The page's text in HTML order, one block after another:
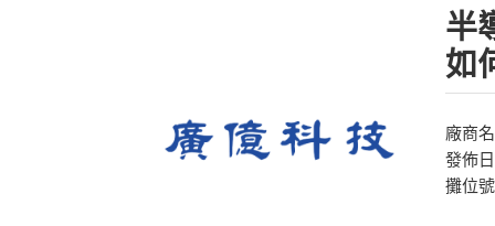
半
如
廠商
發佈
攤位